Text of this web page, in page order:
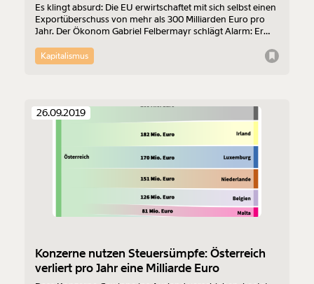
Es klingt absurd: Die EU erwirtschaftet mit sich selbst einen
Exportüberschuss von mehr als 300 Milliarden Euro pro
Jahr. Der Ökonom Gabriel Felbermayr schlägt Alarm: Er
würden jährlich um bis zu 60 Milliarden Euro Steuern
geprellt.
Kapitalismus
26.09.2019
Konzerne nutzen Steuersümpfe: Österreich
verliert pro Jahr eine Milliarde Euro